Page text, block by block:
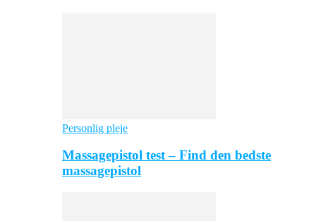
Personlig pleje
Massagepistol test – Find den bedste
massagepistol